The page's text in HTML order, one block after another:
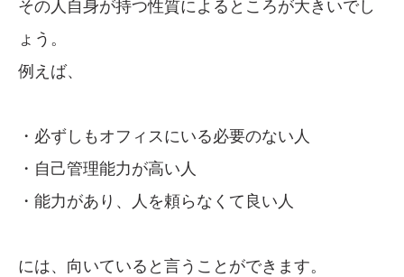
その人自身が持つ性質によるところが大きいでし
ょう。
例えば、
・必ずしもオフィスにいる必要のない人
・自己管理能力が高い人
・能力があり、人を頼らなくて良い人
には、向いていると言うことができます。